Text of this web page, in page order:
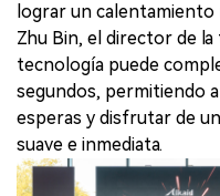
lograr un
Zhu Bin, el director de
tecnología puede
segundos, permitiendo
esperas y disfrutar de
suave e inmediata.